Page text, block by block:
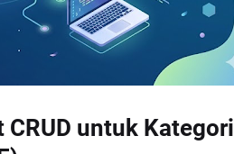
CRUD untuk Kategori